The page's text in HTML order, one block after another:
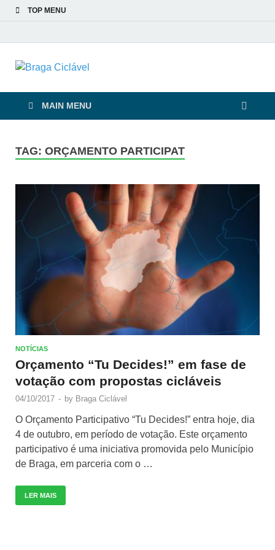
TOP MENU
Braga Ciclável
MAIN MENU
TAG: ORÇAMENTO PARTICIPAT
NOTÍCIAS
Orçamento “Tu Decides!” em fase de
votação com propostas cicláveis
04/10/2017 - by Braga Ciclável
O Orçamento Participativo “Tu Decides!” entra hoje, dia
4 de outubro, em período de votação. Este orçamento
participativo é uma iniciativa promovida pelo Município
de Braga, em parceria com o …
LER MAIS